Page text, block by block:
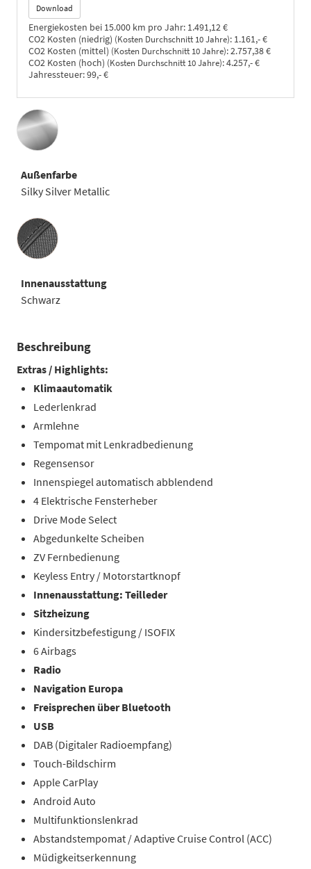
Download
Energiekosten bei 15.000 km pro Jahr: 1.491,12 €
CO2 Kosten (niedrig) (Kosten Durchschnitt 10 Jahre): 1.161,- €
CO2 Kosten (mittel) (Kosten Durchschnitt 10 Jahre):2.757,38 €
CO2 Kosten (hoch) (Kosten Durchschnitt 10 Jahre):4.257,- €
Jahressteuer:99,- €
Außenfarbe
Silky Silver Metallic
Innenausstattung
Innenausstattung
Schwarz
Beschreibung
Extras / Highlights:
Klimaautomatik
Lederlenkrad
Armlehne
Tempomat mit Lenkradbedienung
Regensensor
Innenspiegel automatisch abblendend
4 Elektrische Fensterheber
Drive Mode Select
Abgedunkelte Scheiben
ZV Fernbedienung
Keyless Entry / Motorstartknopf
Innenausstattung: Teilleder
Sitzheizung
Kindersitzbefestigung / ISOFIX
6 Airbags
Radio
Navigation Europa
Freisprechen über Bluetooth
USB
DAB (Digitaler Radioempfang)
Touch-Bildschirm
Apple CarPlay
Android Auto
Multifunktionslenkrad
Abstandstempomat / Adaptive Cruise Control (ACC)
Müdigkeitserkennung